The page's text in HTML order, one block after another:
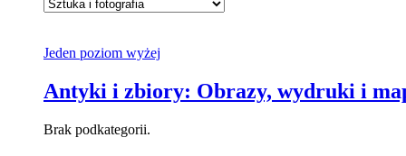
Jeden poziom wyżej
Antyki i zbiory: Obrazy, wydruki i
Brak podkategorii.